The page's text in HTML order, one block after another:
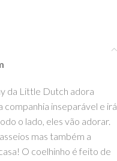
da Little Dutch adora
companhia inseparável e irá
o lado, eles vão adorar.
mas também a
O coelhinho é feito de